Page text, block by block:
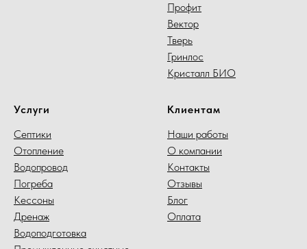
Профит
Вектор
Тверь
Гринлос
Кристалл БИО
Услуги
Септики
Отопление
Водопровод
Погреба
Кессоны
Дренаж
Водоподготовка
Клиентам
Наши работы
О компании
Контакты
Отзывы
Блог
Оплата